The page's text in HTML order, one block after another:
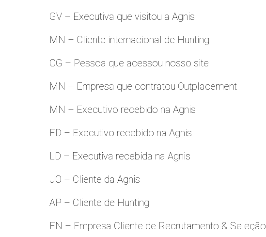
GV – Executiva que visitou a Agnis
MN – Cliente internacional de Hunting
CG – Pessoa que acessou nosso site
MN – Empresa que contratou Outplacement
MN – Executivo recebido na Agnis
FD – Executivo recebido na Agnis
LD – Executiva recebida na Agnis
JO – Cliente da Agnis
AP – Cliente de Hunting
FN – Empresa Cliente de Recrutamento & Seleção